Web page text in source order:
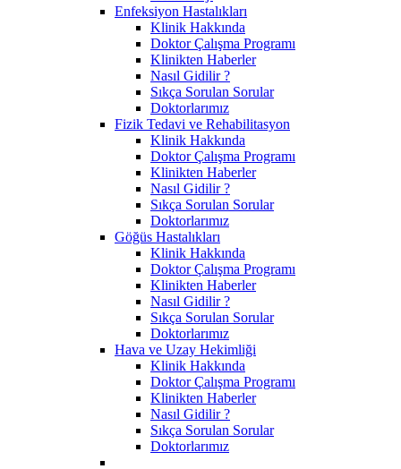
Enfeksiyon Hastalıkları
Klinik Hakkında
Doktor Çalışma Programı
Klinikten Haberler
Nasıl Gidilir ?
Sıkça Sorulan Sorular
Doktorlarımız
Fizik Tedavi ve Rehabilitasyon
Klinik Hakkında
Doktor Çalışma Programı
Klinikten Haberler
Nasıl Gidilir ?
Sıkça Sorulan Sorular
Doktorlarımız
Göğüs Hastalıkları
Klinik Hakkında
Doktor Çalışma Programı
Klinikten Haberler
Nasıl Gidilir ?
Sıkça Sorulan Sorular
Doktorlarımız
Hava ve Uzay Hekimliği
Klinik Hakkında
Doktor Çalışma Programı
Klinikten Haberler
Nasıl Gidilir ?
Sıkça Sorulan Sorular
Doktorlarımız